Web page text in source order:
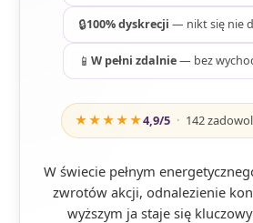
🔒100% dyskrecji — nikt się nie
📱 W pełni zdalnie— bez
★★★★★4,9/5 · 142
W świecie pełnym
zwrotów akcji, odnalezienie
wyższym ja staje się